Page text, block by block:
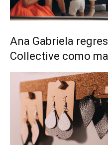
Ana Gabriela
Collective como